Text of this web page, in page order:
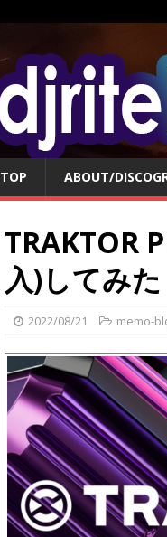
TOP ABOUT/
TRAKTOR
入)してみた
2022/08/21 memo-